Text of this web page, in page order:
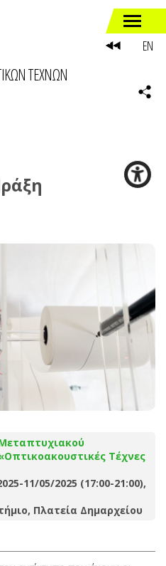
ΤΕΧΝΩΝ
Τέχνες
11/05/2025 (17:00-21:00),
Πλατεία Δημαρχείου
EN